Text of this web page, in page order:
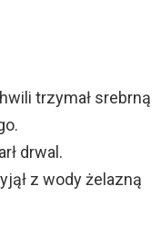
trzymał srebrną
drwal.
z wody żelazną